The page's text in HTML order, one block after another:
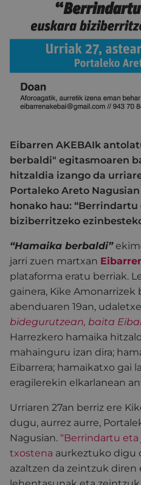
Eibarren AKEBAIk
berbaldi" egitasmoaren
hitzaldia izango da
Portaleko Areto
honako hau: “Berrindartu
biziberritzeko
“Hamaika berbaldi”
jarri zuen martxan
plataforma eratu berriak.
gainera, Kike Amonarrizek
abenduaren 19an,
bidegurutzean, baita
Harrezkero hamaika
mahainguru izan dira;
Eibarrera; hamaikatxo gai
eragilerekin elkarlanean
Urriaren 27an berriz ere
dugu, aurrez aurre,
Nagusian. “Berrindartu eta
txostena aurkeztuko digu
azaltzen da zeintzuk diren